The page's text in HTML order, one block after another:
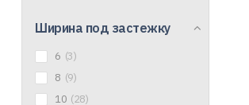
Ширина под застежку
6 (3)
8 (9)
10 (28)